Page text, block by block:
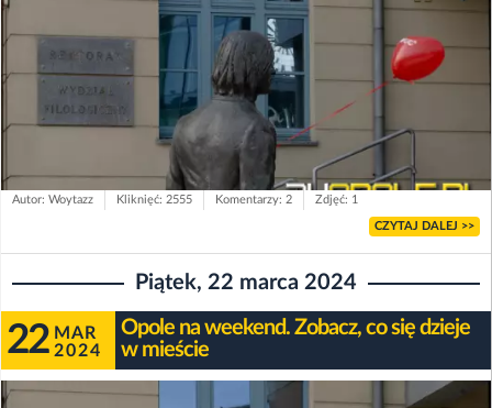
Autor: Woytazz Kliknięć: 2555 Komentarzy: 2 Zdjęć: 1
CZYTAJ DALEJ >>
Piątek, 22 marca 2024
22 MAR
2024
Opole na weekend. Zobacz, co się dzieje
w mieście